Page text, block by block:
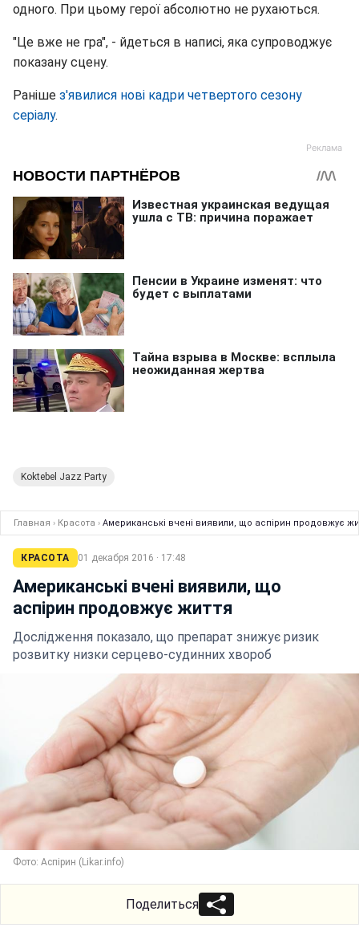
одного. При цьому герої абсолютно не рухаються.
"Це вже не гра", - йдеться в написі, яка супроводжує
показану сцену.
Раніше з'явилися нові кадри четвертого сезону
серіалу.
Koktebel Jazz Party
Главная › Красота › Американські вчені виявили, що аспірин продовжує
КРАСОТА 01 декабря 2016 · 17:48
Американські вчені виявили, що
аспірин продовжує життя
Дослідження показало, що препарат знижує ризик
розвитку низки серцево-судинних хвороб
Фото: Аспірин (Likar.info)
Поделиться